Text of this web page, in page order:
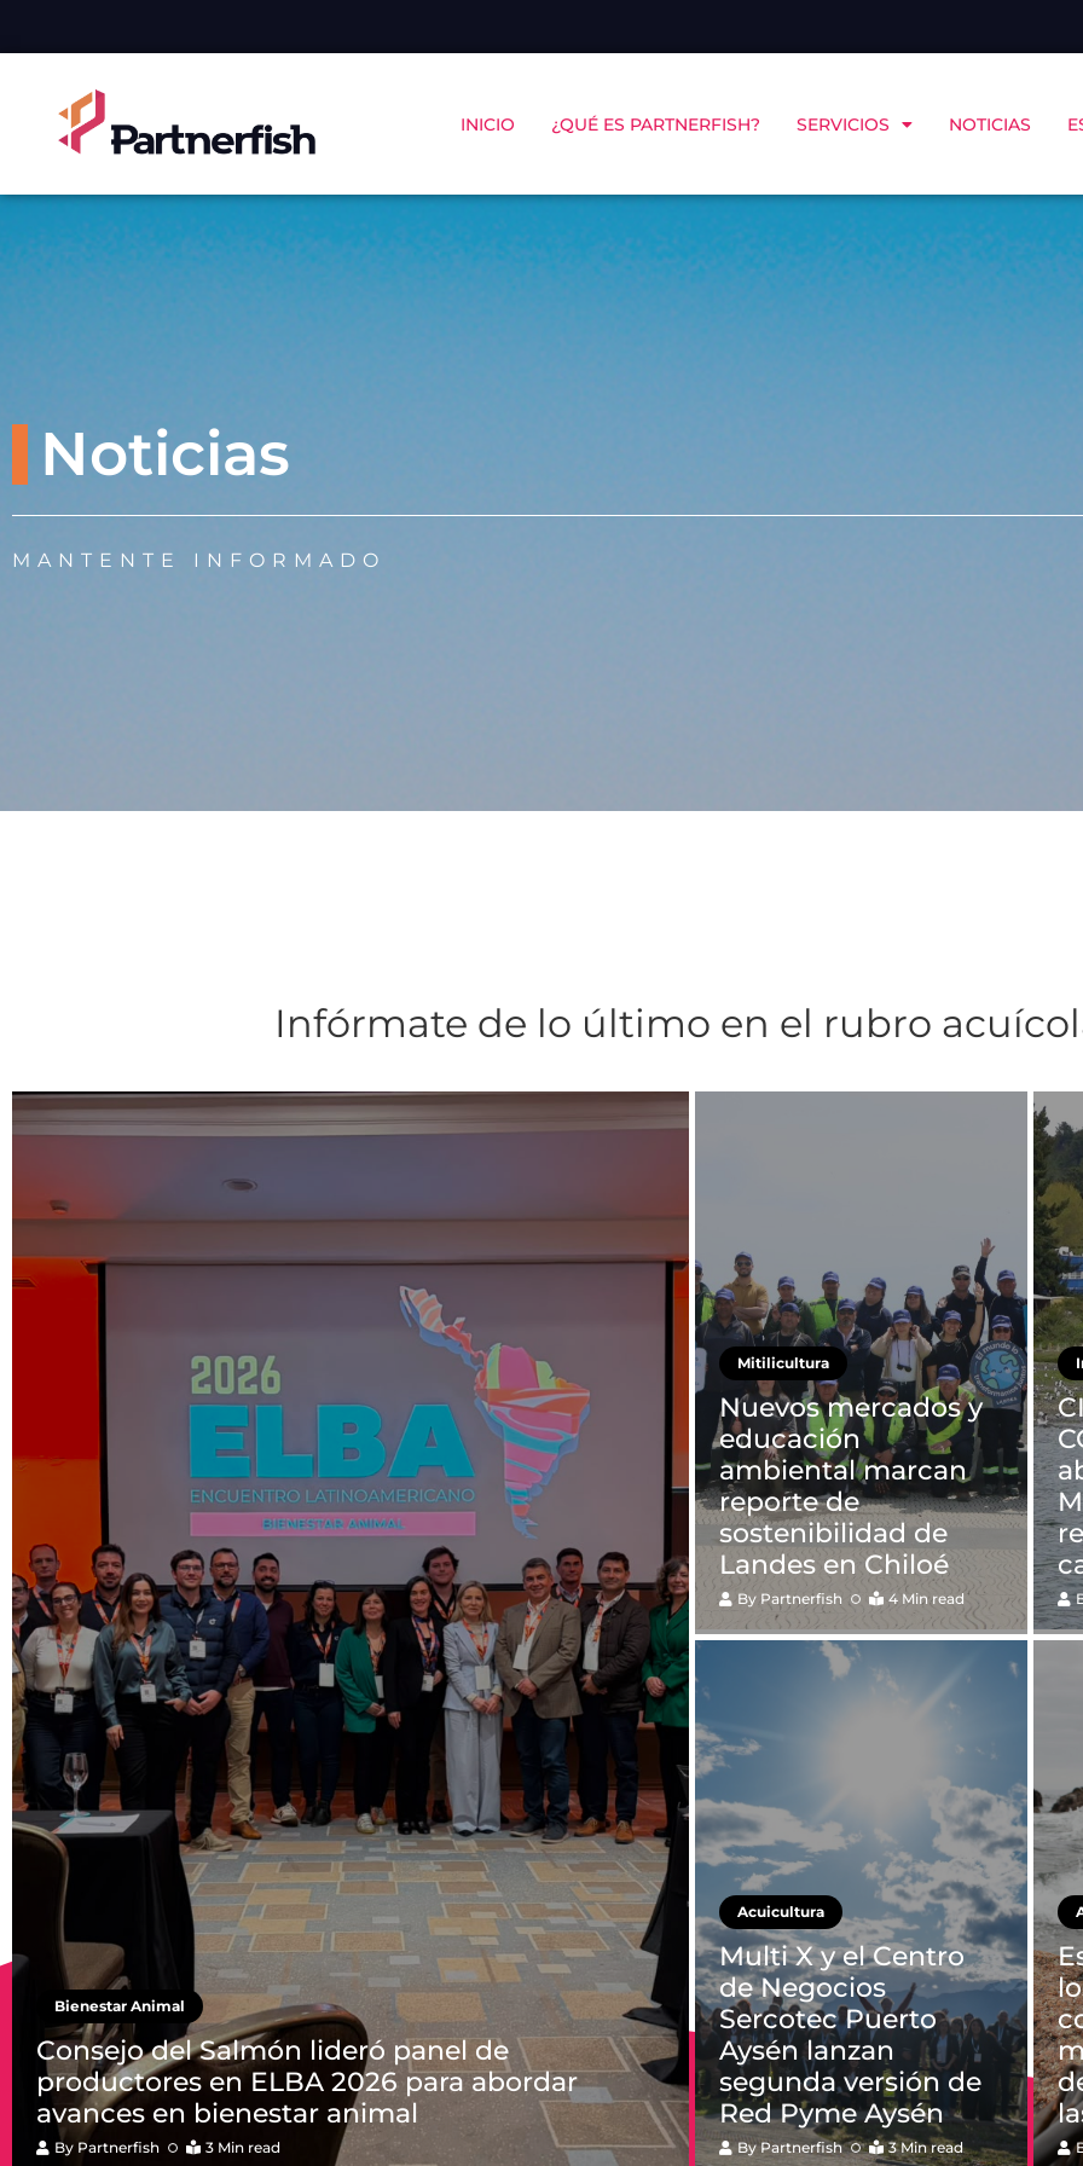
INICIO ¿QUÉ ES PARTNERFISH? SERVICIOS NOTICIAS
Noticias
MANTENTE INFORMADO
Infórmate de lo último en el rubro
Bienestar Animal
Consejo del Salmón lideró panel de
productores en ELBA 2026 para abordar
avances en bienestar animal
By Partnerfish 3 Min read
Mitilicultura
Nuevos mercados y
educación
ambiental marcan
reporte de
sostenibilidad de
Landes en Chiloé
By Partnerfish 4 Min read
Acuicultura
Multi X y el Centro
de Negocios
Sercotec Puerto
Aysén lanzan
segunda versión de
Red Pyme Aysén
ByPartnerfish 3 Min read